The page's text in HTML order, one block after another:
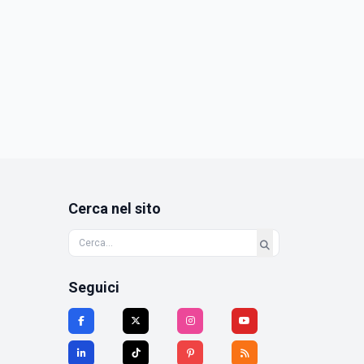
Cerca nel sito
Seguici